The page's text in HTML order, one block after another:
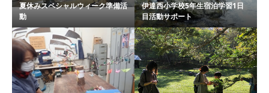
夏休みスペシャルウィーク準備活
動
伊達西小学校5年生宿泊学習1日
目活動サポート